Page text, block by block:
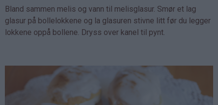
Bland sammen melis og vann til melisglasur. Smør et lag
glasur på bollelokkene og la glasuren stivne litt før du legger
lokkene oppå bollene. Dryss over kanel til pynt.